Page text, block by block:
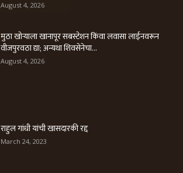
August 4, 2026
मुठा खोऱ्याला खानापूर सबस्टेशन किंवा लवासा लाईनवरून
वीजपुरवठा द्या; अन्यथा शिवसेनेचा...
August 4, 2026
राहुल गांधी यांची खासदारकी रद्द
March 24, 2023